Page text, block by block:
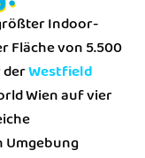
Indoor-
Fläche von 5.500
derWestfield
Wien auf vier
Umgebung